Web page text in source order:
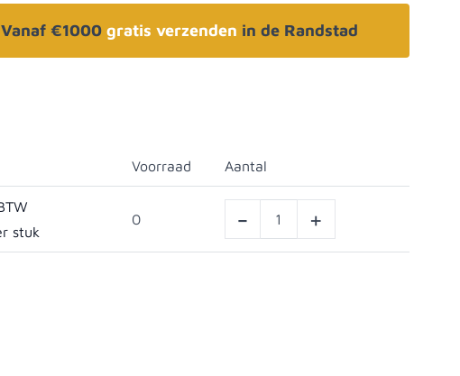
Vanaf €1000 gratis verzenden in de Randstad
Voorraad Aantal
0 - +